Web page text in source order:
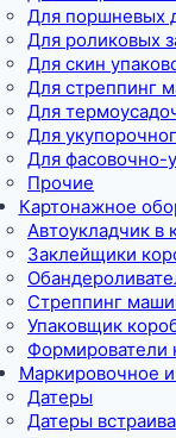
Для поршневых
Для роликовых
Для скин
Для стреппинг
Для
Для
Для фасовочно-
Прочие
Картонажное
Автоукладчик в
Заклейщики
Стреппинг
Упаковщик
Формирователи
Маркировочное
Датеры
Датеры